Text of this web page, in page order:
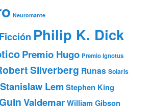
Neuromante
Philip K. Dick
Premio Hugo Premio Ignotus
Silverberg Runas Solaris
Stanislaw Lem Stephen King
ValdemarWilliam Gibson